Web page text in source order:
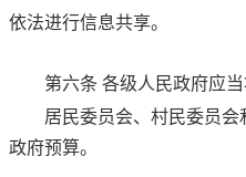
依法进行信息共享。
第六条 各级人民政府应
居民委员会、村民委员
政府预算。